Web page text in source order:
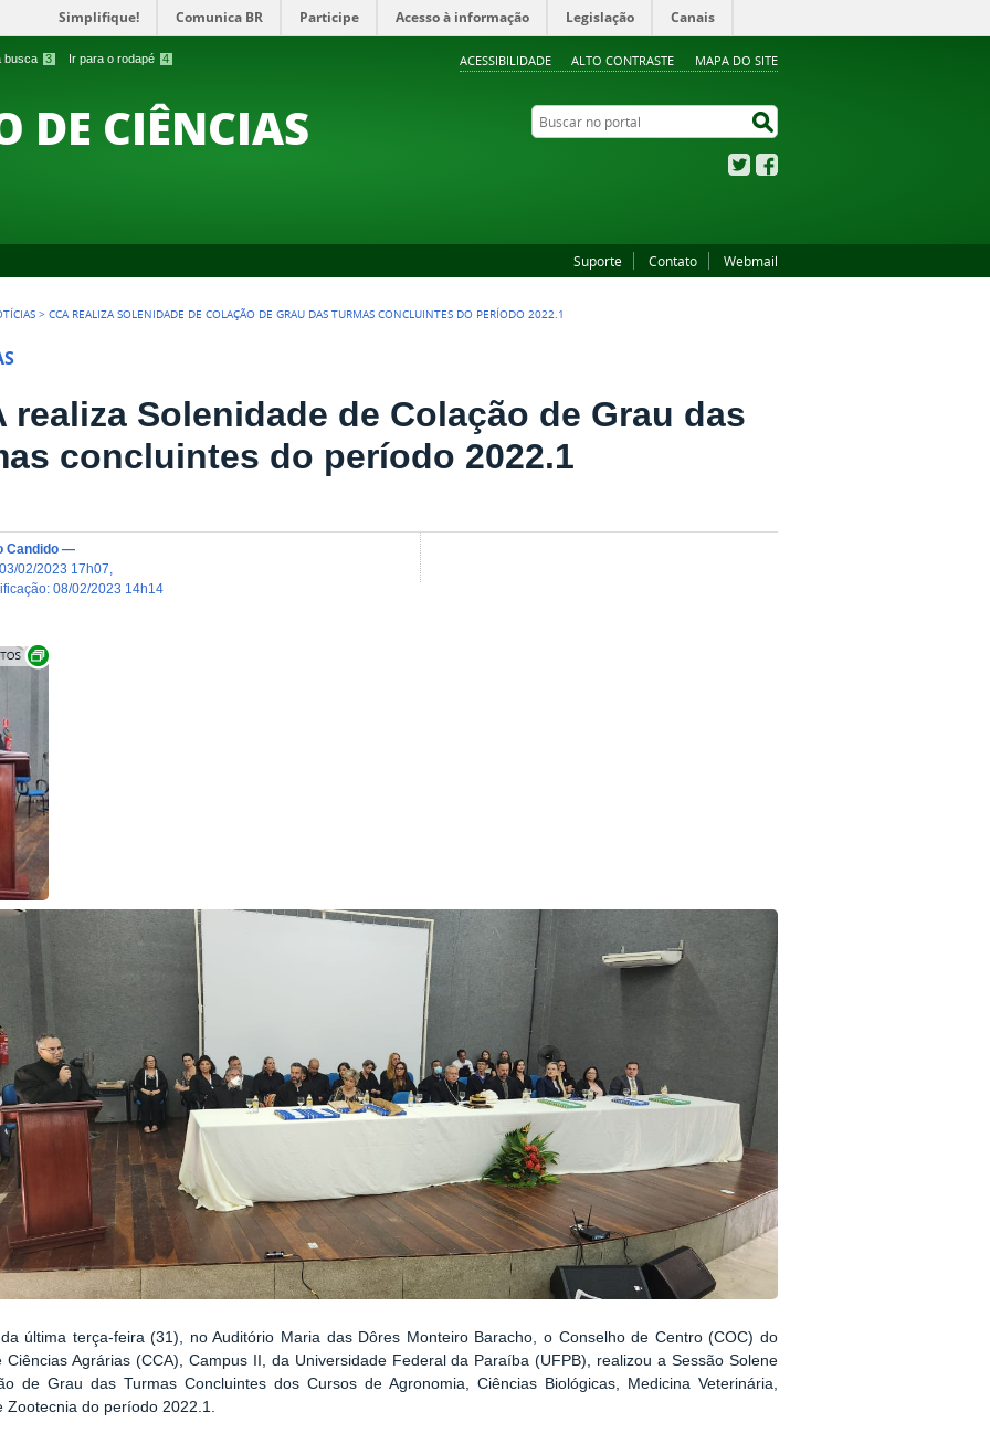
busca 3 Ir para o rodapé 4 ACESSIBILIDADE ALTO CONTRASTE MAPA DO SITE
Simplifique! Comunica BR Participe Acesso à informação Legislação Canais
DE CIÊNCIAS Buscar no portal
Twitter
Suporte Contato Webmail
>CCA REALIZA SOLENIDADE DE COLAÇÃO DE GRAU DAS TURMAS CONCLUINTES DO PERÍODO 2022.1
realiza Solenidade de Colação de Grau das
concluintes do período 2022.1
Candido —
03/02/2023 17h07
:08/02/2023 14h14
última terça-feira (31), no Auditório Maria das Dôres Monteiro Baracho, o Conselho de Centro (COC) do
Ciências Agrárias (CCA), Campus II, da Universidade Federal da Paraíba (UFPB), realizou a Sessão Solene
de Grau das Turmas Concluintes dos Cursos de Agronomia, Ciências Biológicas, Medicina Veterinária,
Zootecnia do período 2022.1.